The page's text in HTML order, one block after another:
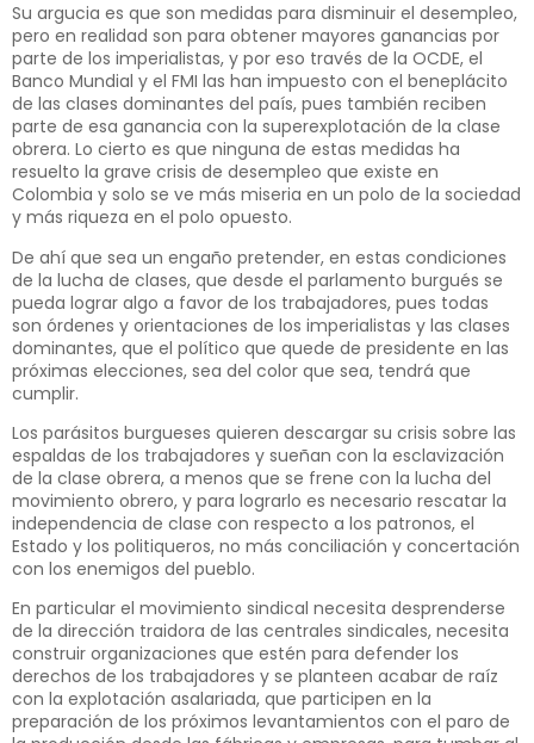
Su argucia es que son medidas para disminuir el desempleo,
pero en realidad son para obtener mayores ganancias por
parte de los imperialistas, y por eso través de la OCDE, el
Banco Mundial y el FMI las han impuesto con el beneplácito
de las clases dominantes del país, pues también reciben
parte de esa ganancia con la superexplotación de la clase
obrera. Lo cierto es que ninguna de estas medidas ha
resuelto la grave crisis de desempleo que existe en
Colombia y solo se ve más miseria en un polo de la sociedad
y más riqueza en el polo opuesto.
De ahí que sea un engaño pretender, en estas condiciones
de la lucha de clases, que desde el parlamento burgués se
pueda lograr algo a favor de los trabajadores, pues todas
son órdenes y orientaciones de los imperialistas y las clases
dominantes, que el político que quede de presidente en las
próximas elecciones, sea del color que sea, tendrá que
cumplir.
Los parásitos burgueses quieren descargar su crisis sobre las
espaldas de los trabajadores y sueñan con la esclavización
de la clase obrera, a menos que se frene con la lucha del
movimiento obrero, y para lograrlo es necesario rescatar la
independencia de clase con respecto a los patronos, el
Estado y los politiqueros, no más conciliación y concertación
con los enemigos del pueblo.
En particular el movimiento sindical necesita desprenderse
de la dirección traidora de las centrales sindicales, necesita
construir organizaciones que estén para defender los
derechos de los trabajadores y se planteen acabar de raíz
con la explotación asalariada, que participen en la
preparación de los próximos levantamientos con el paro de